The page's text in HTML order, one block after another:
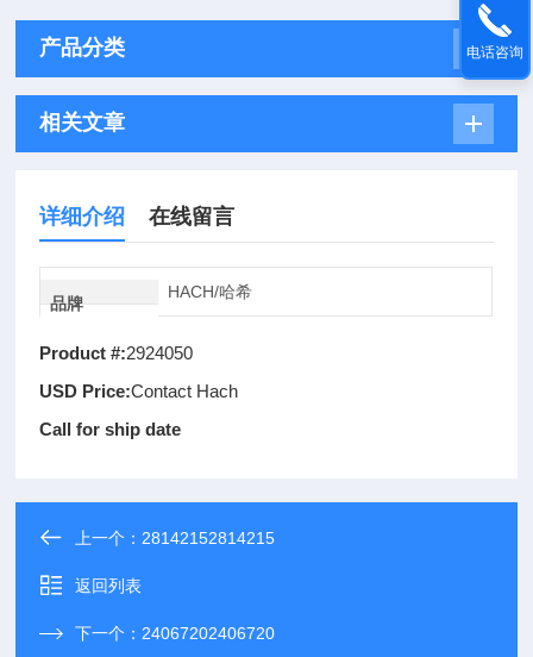
产品分类
相关文章
详细介绍 在线留言
品牌
HACH/哈希
Product #:2924050
USD Price:Contact Hach
Call for ship date
上一个： 28142152814215
返回列表
下一个： 24067202406720
电话咨询